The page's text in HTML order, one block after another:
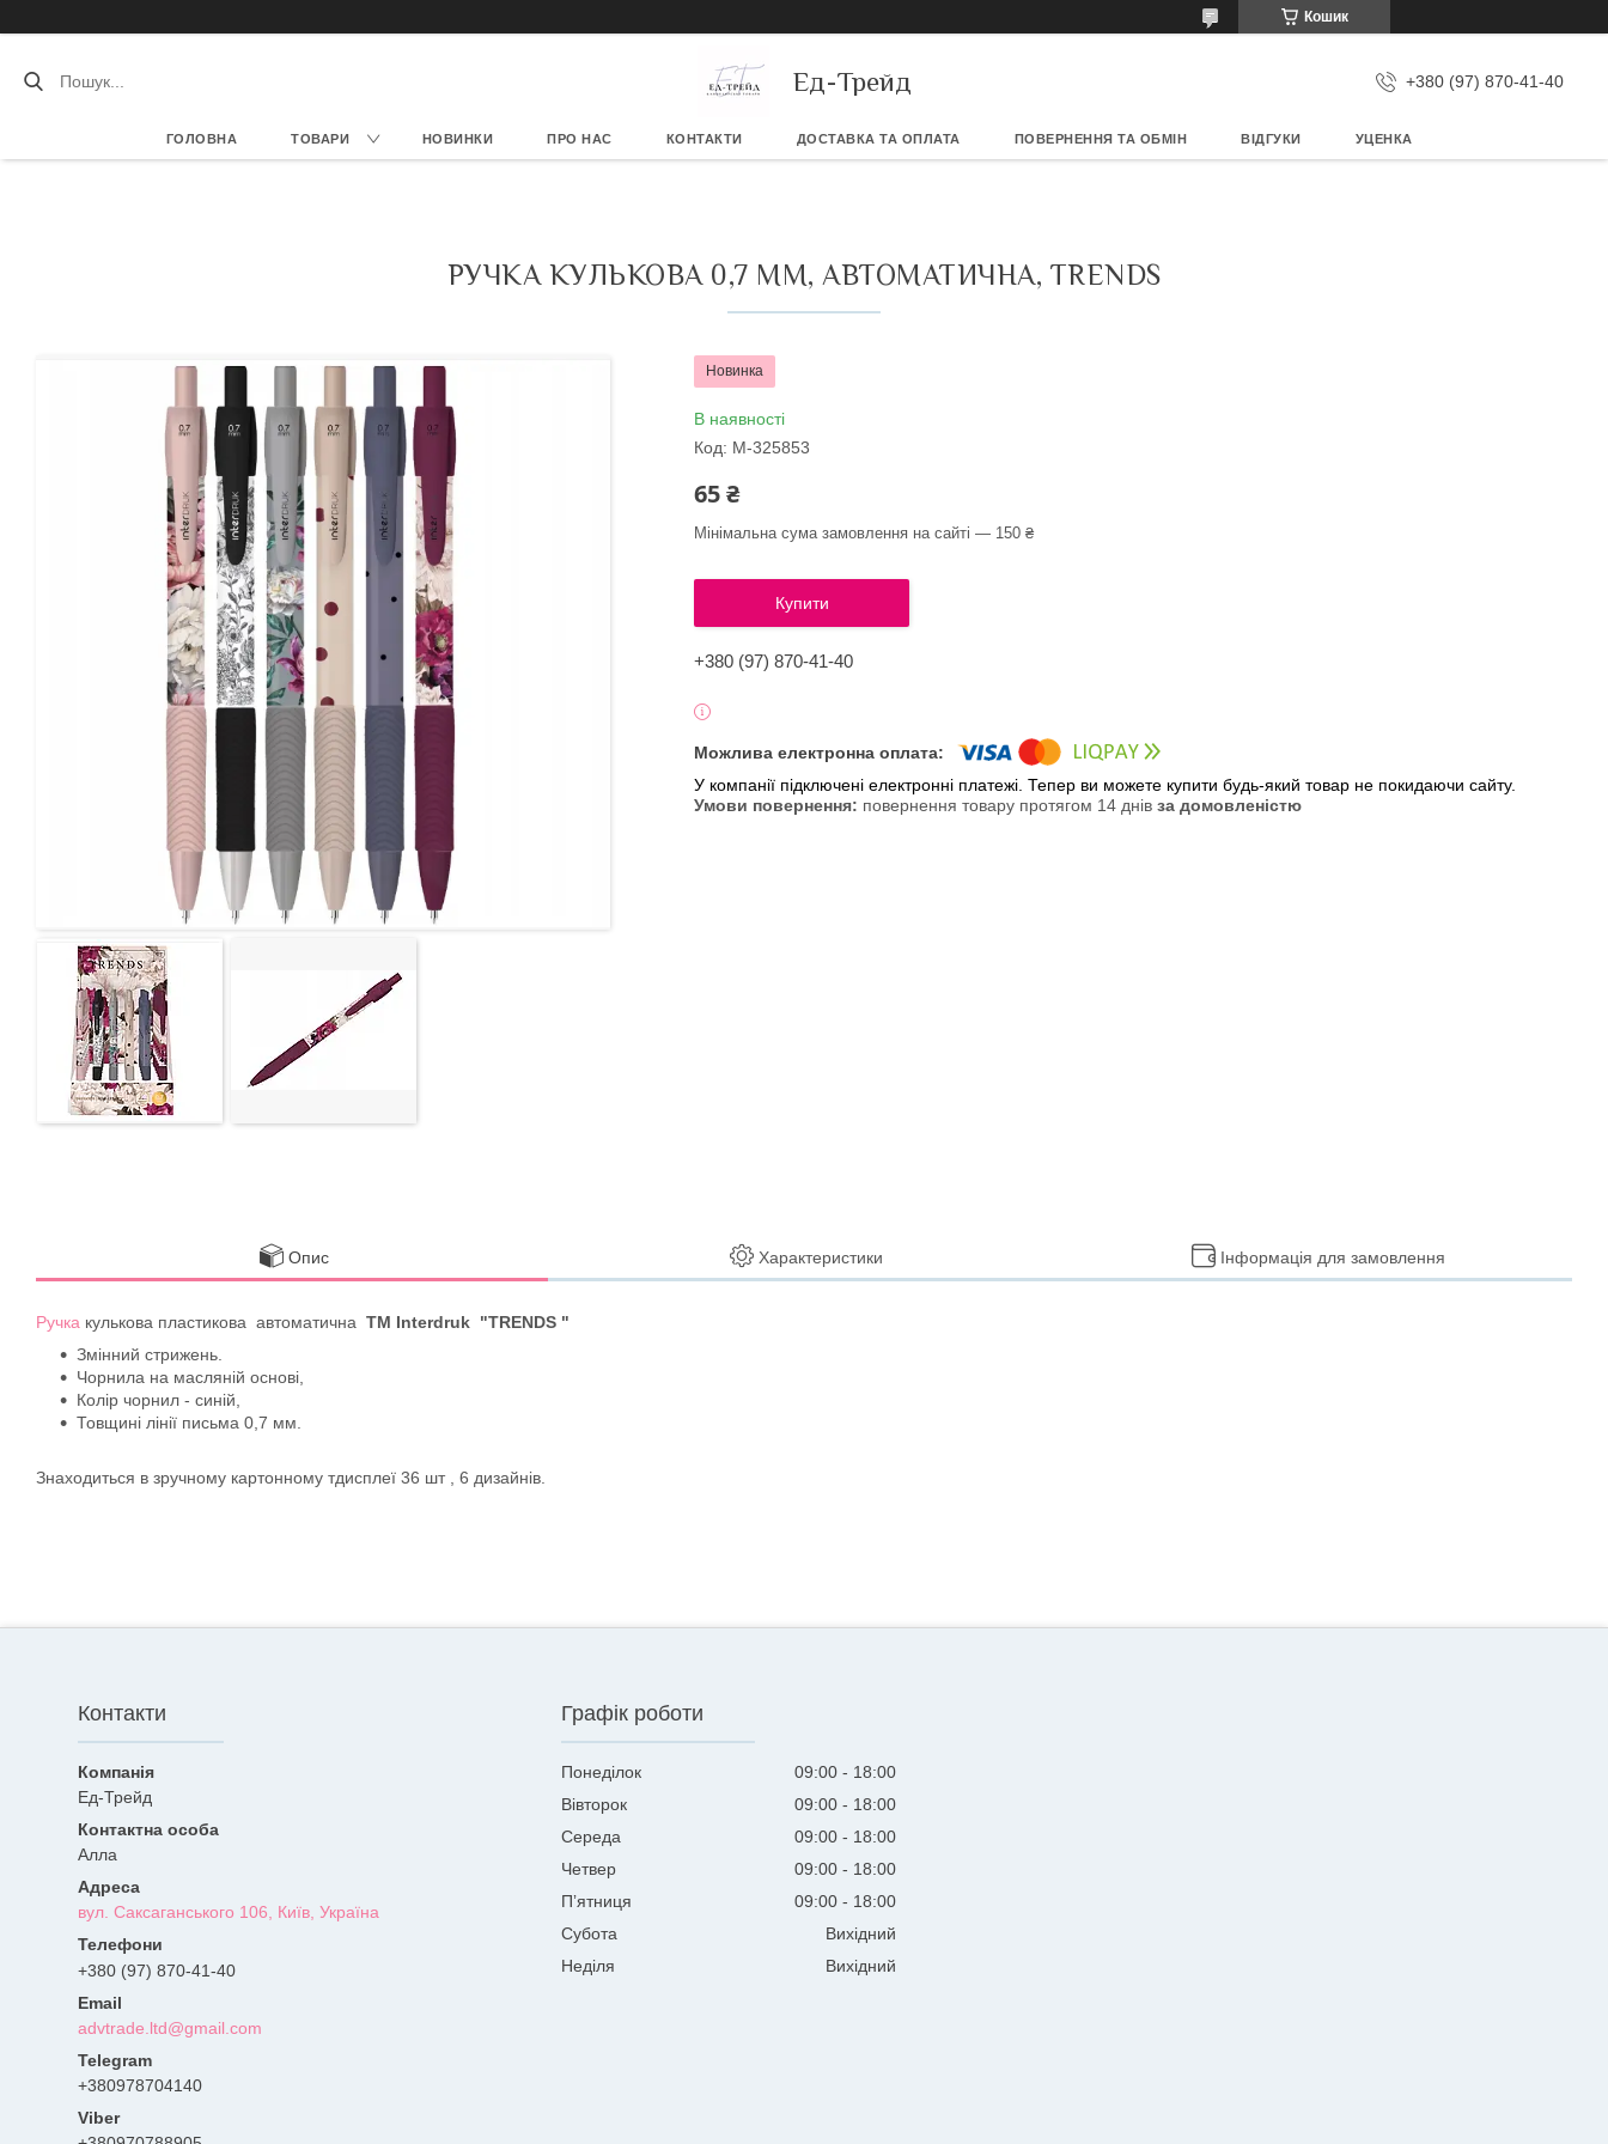
Кошик
Ед-Трейд +380 (97) 870-41-40
ГОЛОВНА ТОВАРИ НОВИНКИ ПРО НАС КОНТАКТИ ДОСТАВКА ТА ОПЛАТА ПОВЕРНЕННЯ ТА ОБМІН ВІДГУКИ УЦЕНКА
РУЧКА КУЛЬКОВА 0,7 ММ, АВТОМАТИЧНА, TRENDS
Новинка
В наявності
Код: М-325853
65 ₴
Мінімальна сума замовлення на сайті — 150 ₴
Купити
+380 (97) 870-41-40
У компанії підключені електронні платежі. Тепер ви можете купити будь-який товар не покидаючи сайту.
повернення товару протягом 14 днів за домовленістю
Опис Характеристики Інформація для замовлення
Ручка кулькова пластикова автоматична ТМ Іnterdruk "TRENDS "
Змінний стрижень.
Чорнила на масляній основі,
Колір чорнил - синій,
Товщині лінії письма 0,7 мм.
Знаходиться в зручному картонному тдисплеї 36 шт , 6 дизайнів.
Контакти
Ед-Трейд
Алла
вул. Саксаганського 106, Київ, Україна
+380 (97) 870-41-40
advtrade.ltd@gmail.com
+380978704140
Графік роботи
Понеділок 09:00
18:00
Вівторок
09:00
18:00
Середа
09:00
18:00
Четвер
09:00
18:00
Пʼятниця
09:00
18:00
Субота
Вихідний
Неділя
Вихідний